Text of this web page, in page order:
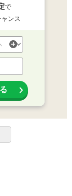
で
ャンス